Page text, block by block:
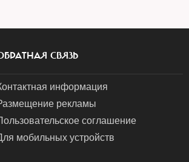
СВЯЗЬ
информация
рекламы
соглашение
мобильных устройств